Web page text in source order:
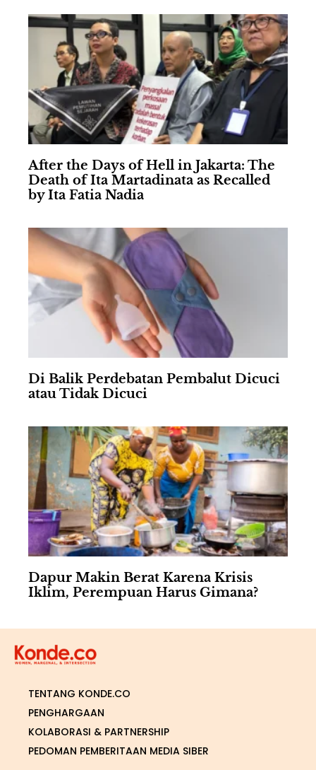
After the Days of Hell in Jakarta: The
Death of Ita Martadinata as Recalled
by Ita Fatia Nadia
Di Balik Perdebatan Pembalut Dicuci
atau Tidak Dicuci
Dapur Makin Berat Karena Krisis
Iklim, Perempuan Harus Gimana?
TENTANG KONDE.CO
PENGHARGAAN
KOLABORASI & PARTNERSHIP
PEDOMAN PEMBERITAAN MEDIA SIBER